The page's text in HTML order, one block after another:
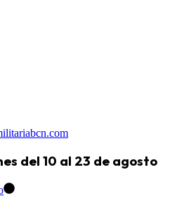
del 10 al 23 de agosto